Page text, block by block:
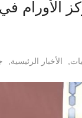
الأورام
الأخبار الرئيسية